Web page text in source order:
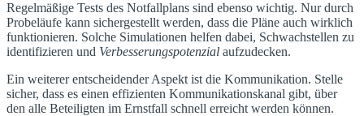
Regelmäßige Tests des Notfallplans sind ebenso wichtig. Nur durch
Probeläufe kann sichergestellt werden, dass die Pläne auch wirklich
funktionieren. Solche Simulationen helfen dabei, Schwachstellen zu
identifizieren und Verbesserungspotenzial aufzudecken.
Ein weiterer entscheidender Aspekt ist die Kommunikation. Stelle
sicher, dass es einen effizienten Kommunikationskanal gibt, über
den alle Beteiligten im Ernstfall schnell erreicht werden können.